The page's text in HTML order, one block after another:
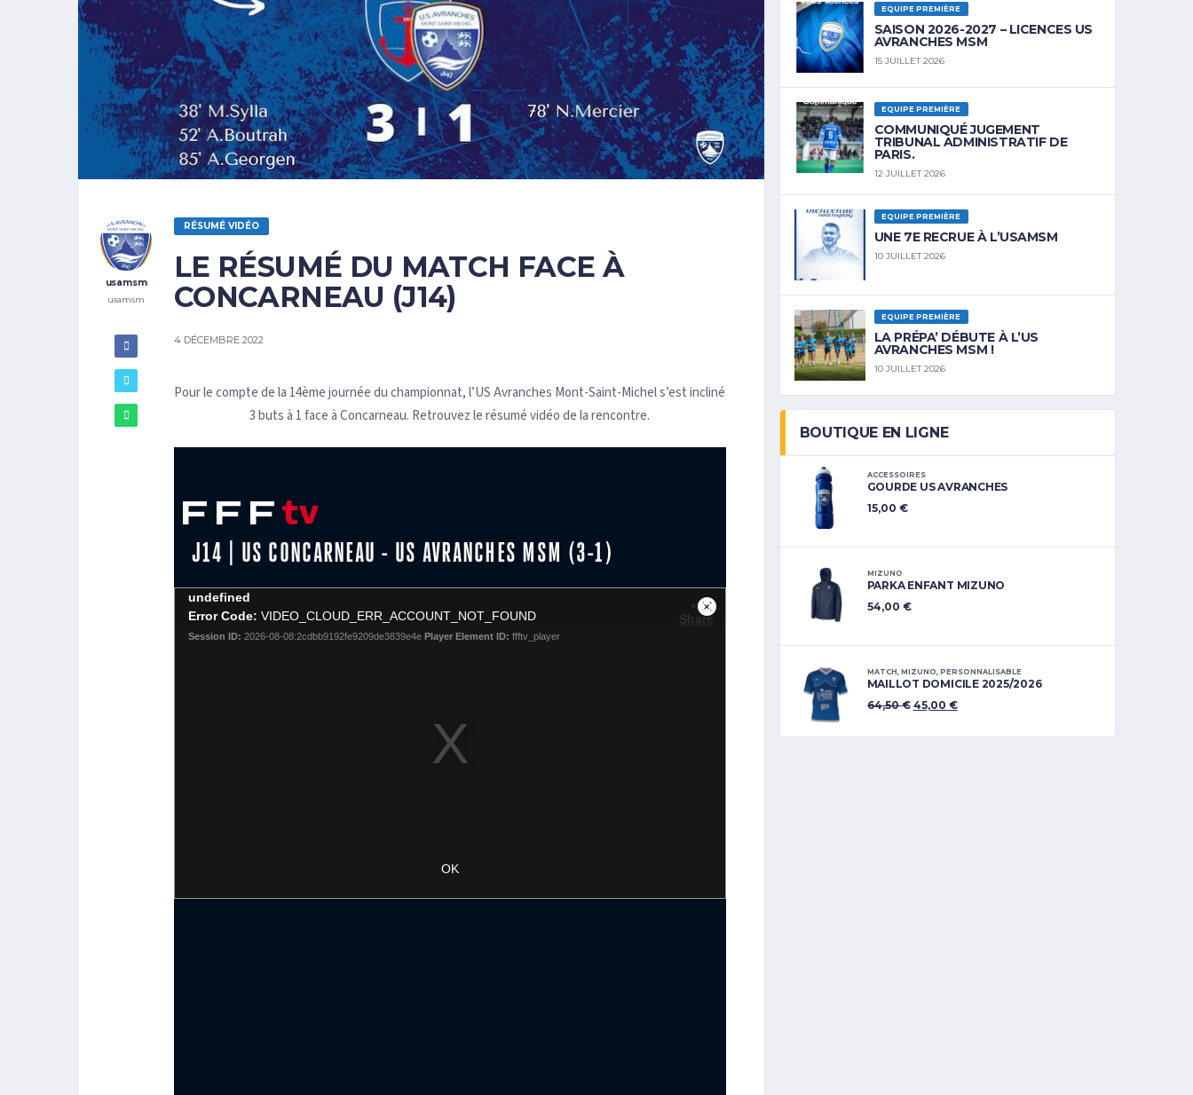
usamsm
usamsm
RÉSUMÉ VIDÉO
LE RÉSUMÉ DU MATCH FACE À
CONCARNEAU (J14)
4 DÉCEMBRE 2022
Pour le compte de la 14ème journée du championnat, l’US Avranches Mont-Saint-Michel s’est incliné
3 buts à 1 face à Concarneau. Retrouvez le résumé vidéo de la rencontre.
EQUIPE PREMIÈRE
SAISON 2026-2027 – LICENCES US
AVRANCHES MSM
15 JUILLET 2026
EQUIPE PREMIÈRE
COMMUNIQUÉ JUGEMENT
TRIBUNAL ADMINISTRATIF DE
PARIS.
12 JUILLET 2026
EQUIPE PREMIÈRE
UNE 7E RECRUE À L’USAMSM
10 JUILLET 2026
EQUIPE PREMIÈRE
LA PRÉPA’ DÉBUTE À L’US
AVRANCHES MSM !
10 JUILLET 2026
BOUTIQUE EN LIGNE
ACCESSOIRES
GOURDE US AVRANCHES
15,00 €
MIZUNO
PARKA ENFANT MIZUNO
54,00 €
MATCH, MIZUNO, PERSONNALISABLE
MAILLOT DOMICILE 2025/2026
64,50€ 45,00 €